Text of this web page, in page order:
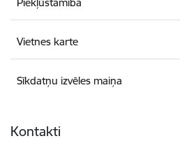
Vietnes karte
Sīkdatņu izvēles maiņa
Kontakti